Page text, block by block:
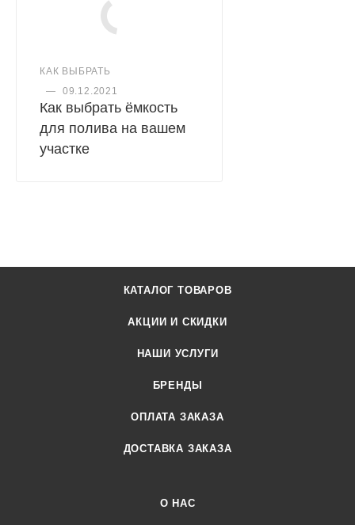
КАК ВЫБРАТЬ
—
09.12.2021
Как выбрать ёмкость
для полива на вашем
участке
КАТАЛОГ ТОВАРОВ
АКЦИИ И СКИДКИ
НАШИ УСЛУГИ
БРЕНДЫ
ОПЛАТА ЗАКАЗА
ДОСТАВКА ЗАКАЗА
О НАС